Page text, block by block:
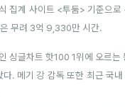
집계 사이트 <투둠> 기준으
무려 3억 9,330만 시간.
싱글차트 핫100 1위에 오르
. 메기 강 감독 또한 최근 국